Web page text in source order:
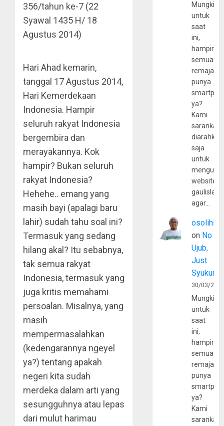
356/tahun ke-7 (22
Syawal 1435 H/ 18
Agustus 2014)
Hari Ahad kemarin,
tanggal 17 Agustus 2014,
Hari Kemerdekaan
Indonesia. Hampir
seluruh rakyat Indonesia
bergembira dan
merayakannya. Kok
hampir? Bukan seluruh
rakyat Indonesia?
Hehehe.. emang yang
masih bayi (apalagi baru
lahir) sudah tahu soal ini?
Termasuk yang sedang
hilang akal? Itu sebabnya,
tak semua rakyat
Indonesia, termasuk yang
juga kritis memahami
persoalan. Misalnya, yang
masih
mempermasalahkan
(kedengarannya ngeyel
ya?) tentang apakah
negeri kita sudah
merdeka dalam arti yang
sesungguhnya atau lepas
dari mulut harimau
Mungkin
untuk
saat
ini,
hampir
semua
remaja
punya
ya?
Kami
sarankan,
diarahkan
saja
untuk
website
agar…
osolihin
on No
Ujub,
Just
Syukur
30/03/
Mungkin
untuk
saat
ini,
hampir
semua
remaja
punya
ya?
Kami
sarankan,